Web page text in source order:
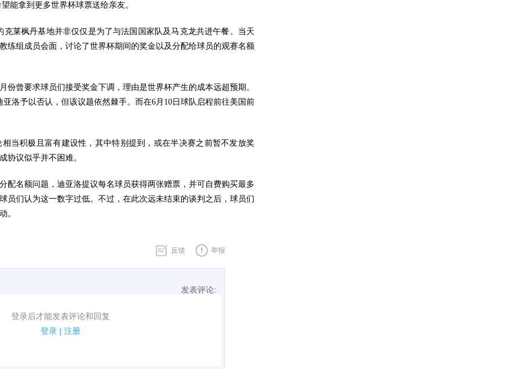
能拿到更多世界杯球票送给亲友。
莱枫丹基地并非仅仅是为了与法国国家队及马克龙共进午餐。当天
练组成员会面，讨论了世界杯期间的奖金以及分配给球员的观赛名额
份曾要求球员们接受奖金下调，理由是世界杯产生的成本远超预期。
洛予以否认，但该议题依然棘手。而在6月10日球队启程前往美国前
当积极且富有建设性，其中特别提到，或在半决赛之前暂不发放奖
协议似乎并不困难。
配名额问题，迪亚洛提议每名球员获得两张赠票，并可自费购买最多
员们认为这一数字过低。不过，在此次远未结束的谈判之后，球员们
。
反馈 举报
发表评论:
登录后才能发表评论和回复
登录 | 注册
论了！